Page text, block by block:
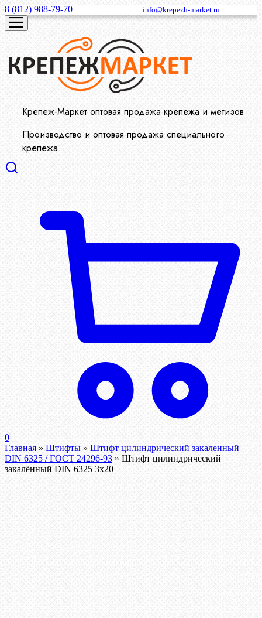
8 (812) 988-79-70 info@krepezh-market.ru
Крепеж-Маркет оптовая продажа крепежа и метизов
Производство и оптовая продажа специального
крепежа
0
Главная » Штифты » Штифт цилиндрический закаленный
DIN 6325 / ГОСТ 24296-93 » Штифт цилиндрический
закалённый DIN 6325 3х20